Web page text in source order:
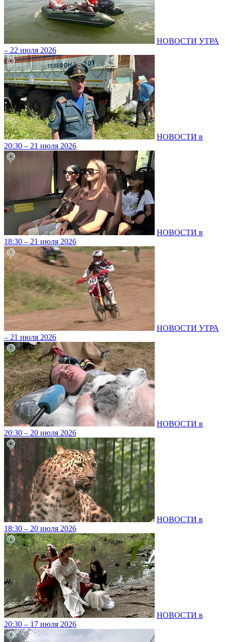
НОВОСТИ УТРА
– 22 июля 2026
НОВОСТИ в
20:30 – 21 июля 2026
НОВОСТИ в
18:30 – 21 июля 2026
НОВОСТИ УТРА
– 21 июля 2026
НОВОСТИ в
20:30 – 20 июля 2026
НОВОСТИ в
18:30 – 20 июля 2026
НОВОСТИ в
20:30 – 17 июля 2026